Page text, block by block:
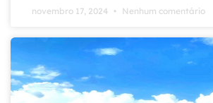
novembro 17, 2024 Nenhum comentário